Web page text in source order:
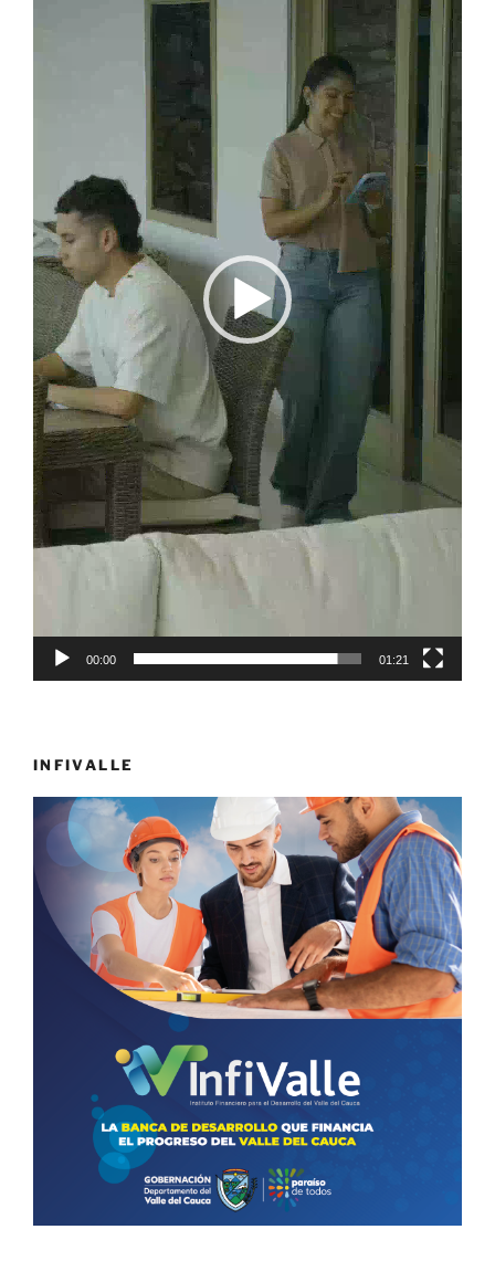
00:00 01:21
INFIVALLE